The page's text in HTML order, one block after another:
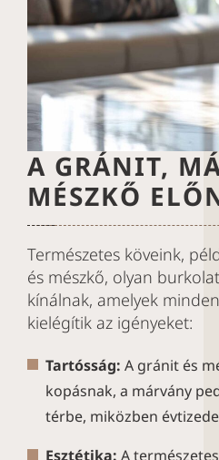
A GRÁNIT,
MÉSZKŐ
Természetes köveink,
és mészkő, olyan
kínálnak, amelyek
kielégítik az igényeket:
Tartósság: A gránit és
kopásnak, a márvány
térbe, miközben
Esztétika: A